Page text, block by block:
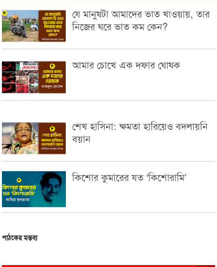
যে মানুষটা আমাদের ভাত খাওয়ায়, তার
নিজের ঘরে ভাত কম কেন?
আমার চোখে এক দফার ঘোষক
শেখ হাসিনা: ক্ষমতা হারিয়েও বদলায়নি
বয়ান
কিশোর কুমারের যত ‘কিশোরামি’
পাঠকের মন্তব্য